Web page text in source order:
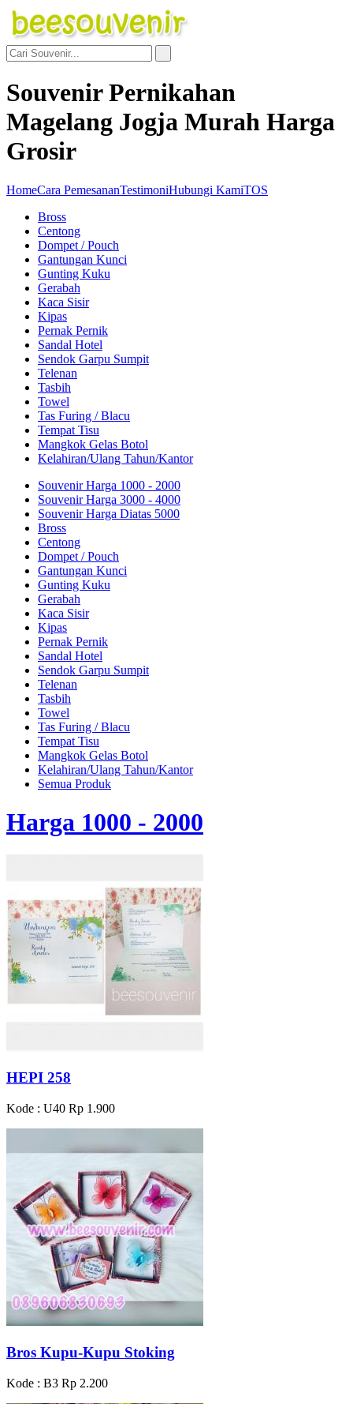
Souvenir Pernikahan
Magelang Jogja Murah Harga
Grosir
HomeCara PemesananTestimoniHubungi KamiTOS
Bross
Centong
Dompet / Pouch
Gantungan Kunci
Gunting Kuku
Gerabah
Kaca Sisir
Kipas
Pernak Pernik
Sandal Hotel
Sendok Garpu Sumpit
Telenan
Tasbih
Towel
Tas Furing / Blacu
Tempat Tisu
Mangkok Gelas Botol
Kelahiran/Ulang Tahun/Kantor
Souvenir Harga 1000 - 2000
Souvenir Harga 3000 - 4000
Souvenir Harga Diatas 5000
Bross
Centong
Dompet / Pouch
Gantungan Kunci
Gunting Kuku
Gerabah
Kaca Sisir
Kipas
Pernak Pernik
Sandal Hotel
Sendok Garpu Sumpit
Telenan
Tasbih
Towel
Tas Furing / Blacu
Tempat Tisu
Mangkok Gelas Botol
Kelahiran/Ulang Tahun/Kantor
Semua Produk
Harga 1000 - 2000
HEPI 258
Kode : U40 Rp 1.900
Bros Kupu-Kupu Stoking
Kode : B3 Rp 2.200